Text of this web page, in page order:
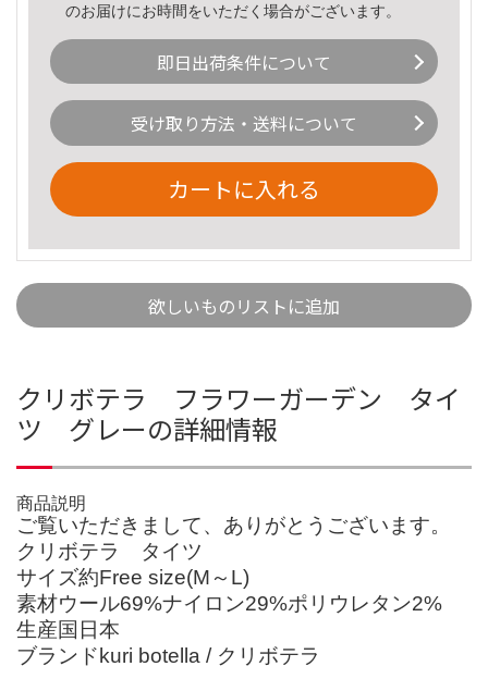
のお届けにお時間をいただく場合がございます。
即日出荷条件について
受け取り方法・送料について
カートに入れる
欲しいものリストに追加
クリボテラ フラワーガーデン タイ
ツ グレーの詳細情報
商品説明
ご覧いただきまして、ありがとうございます。
クリボテラ タイツ
サイズ約Free size(M～L)
素材ウール69%ナイロン29%ポリウレタン2%
生産国日本
ブランドkuri botella / クリボテラ